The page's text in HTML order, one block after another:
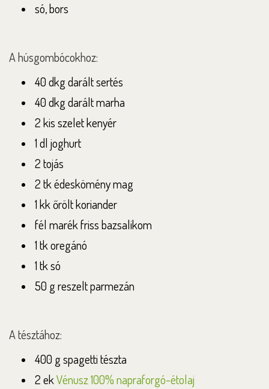
só, bors
A húsgombócokhoz:
40 dkg darált sertés
40 dkg darált marha
2 kis szelet kenyér
1 dl joghurt
2 tojás
2 tk édeskömény mag
1 kk őrölt koriander
fél marék friss bazsalikom
1 tk oregánó
1 tk só
50 g reszelt parmezán
A tésztához:
400 g spagetti tészta
2 ekVénusz 100% napraforgó-étolaj